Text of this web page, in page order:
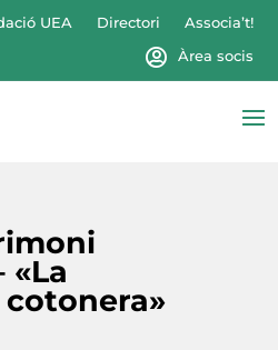
UEA Directori
Associa’t!
Àrea socis
«La